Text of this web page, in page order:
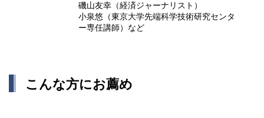
磯山友幸（経済ジャーナリスト）
小泉悠（東京大学先端科学技術研究センタ
ー専任講師）など
こんな方にお薦め